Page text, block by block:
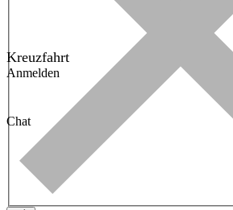
Kreuzfahrt
Anmelden
Chat